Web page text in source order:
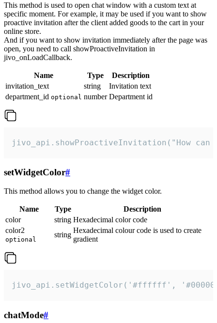
This method is used to open chat window with a custom text at
specific moment. For example, it may be used if you want to show
proactive invitation after the client added goods to the cart in your
online store.
And if you want to show invitation immediately after the page was
open, you need to call showProactiveInvitation in
jivo_onLoadCallback.
Name Type
Description
invitation_text
string
Invitation text
department_id optional number Department id
jivo_api.showProactiveInvitation("How
setWidgetColor#
This method allows you to change the widget color.
Name Type
Description
color
string Hexadecimal color code
color2
optional
string
Hexadecimal colour code is used to create
gradient
jivo_api.setWidgetColor('#ffffff',
chatMode#